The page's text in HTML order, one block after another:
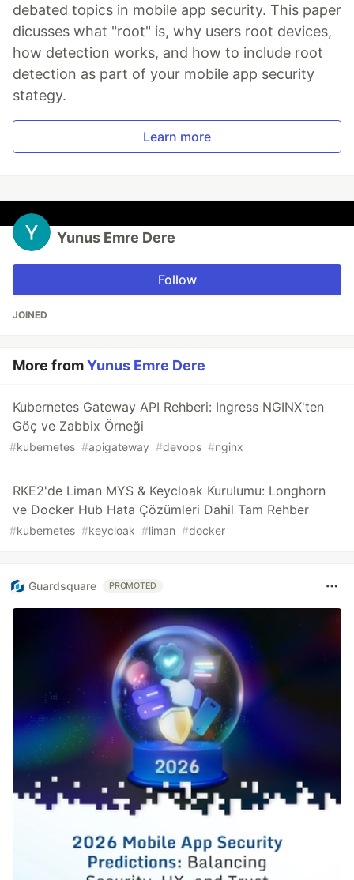
debated topics in mobile app security. This paper
dicusses what "root" is, why users root devices,
how detection works, and how to include root
detection as part of your mobile app security
stategy.
Learn more
Yunus Emre Dere
Follow
JOINED
More fromYunus Emre Dere
Kubernetes Gateway API Rehberi: Ingress NGINX'ten
Göç ve Zabbix Örneği
#kubernetes #apigateway #devops #nginx
RKE2'de Liman MYS & Keycloak Kurulumu: Longhorn
ve Docker Hub Hata Çözümleri Dahil Tam Rehber
#kubernetes #keycloak #liman #docker
Guardsquare PROMOTED